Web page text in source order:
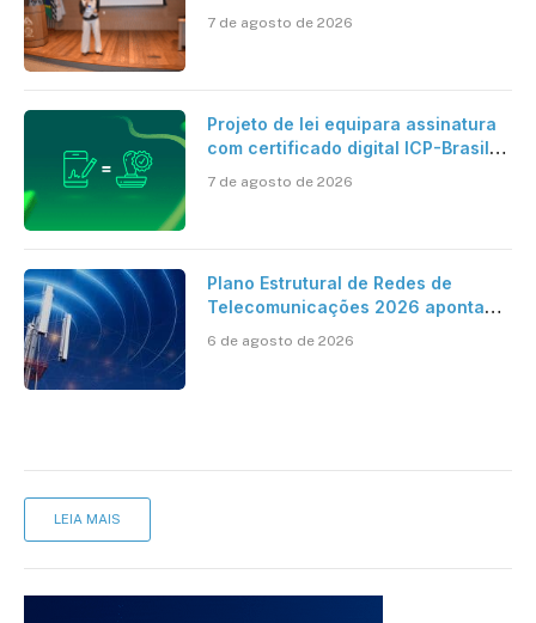
7 de agosto de 2026
Projeto de lei equipara assinatura
com certificado digital ICP-Brasil
cartório
7 de agosto de 2026
Plano Estrutural de Redes de
Telecomunicações 2026 aponta
mantém desafio
6 de agosto de 2026
LEIA MAIS